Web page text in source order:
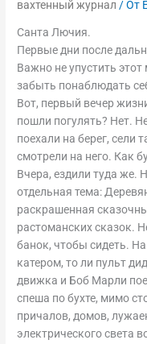
вахтенный журнал / От
Санта Лючия.
Первые дни после
Важно не упустить
забыть понаблюдать
Вот, первый вечер
пошли погулять? Нет.
поехали на берег, сели
смотрели на него. Как
Вчера, ездили туда же.
отдельная тема:
раскрашенная
растоманских сказок.
банок, чтобы сидеть.
катером, то ли пульт
движка и Боб Марли
спеша по бухте, мимо
причалов, домов,
электрического света